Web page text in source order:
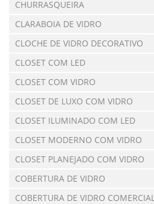
CHURRASQUEIRA
CLARABOIA DE VIDRO
CLOCHE DE VIDRO DECORATIVO
CLOSET COM LED
CLOSET COM VIDRO
CLOSET DE LUXO COM VIDRO
CLOSET ILUMINADO COM LED
CLOSET MODERNO COM VIDRO
CLOSET PLANEJADO COM VIDRO
COBERTURA DE VIDRO
COBERTURA DE VIDRO